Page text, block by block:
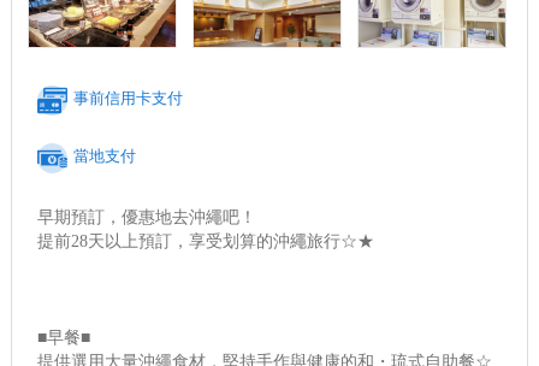
事前信用卡支付
當地支付
早期預訂，優惠地去沖繩吧！
提前28天以上預訂，享受划算的沖繩旅行☆★
■早餐■
提供選用大量沖繩食材，堅持手作與健康的和・琉式自助餐☆